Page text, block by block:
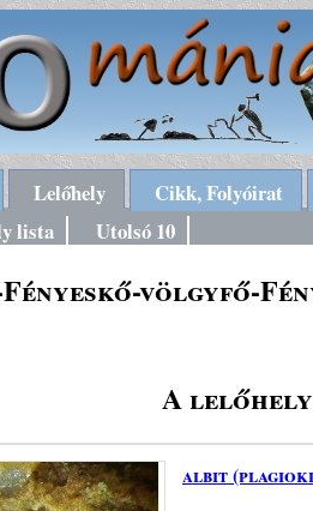
Lelőhely
Cikk, Folyóirat
lista Utolsó 10
völgyfő-
A lelőhely
albit